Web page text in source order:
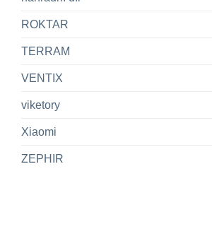
ROKTAR
TERRAM
VENTIX
viketory
Xiaomi
ZEPHIR